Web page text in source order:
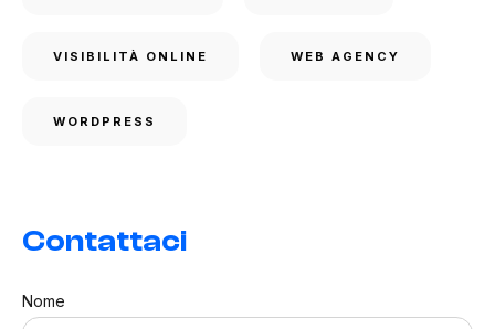
VISIBILITÀ ONLINE WEB AGENCY
WORDPRESS
Contattaci
Nome